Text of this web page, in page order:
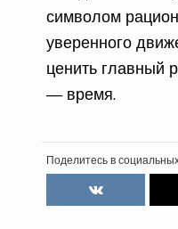
символом
уверенного
ценить главный
— время.
Поделитесь в